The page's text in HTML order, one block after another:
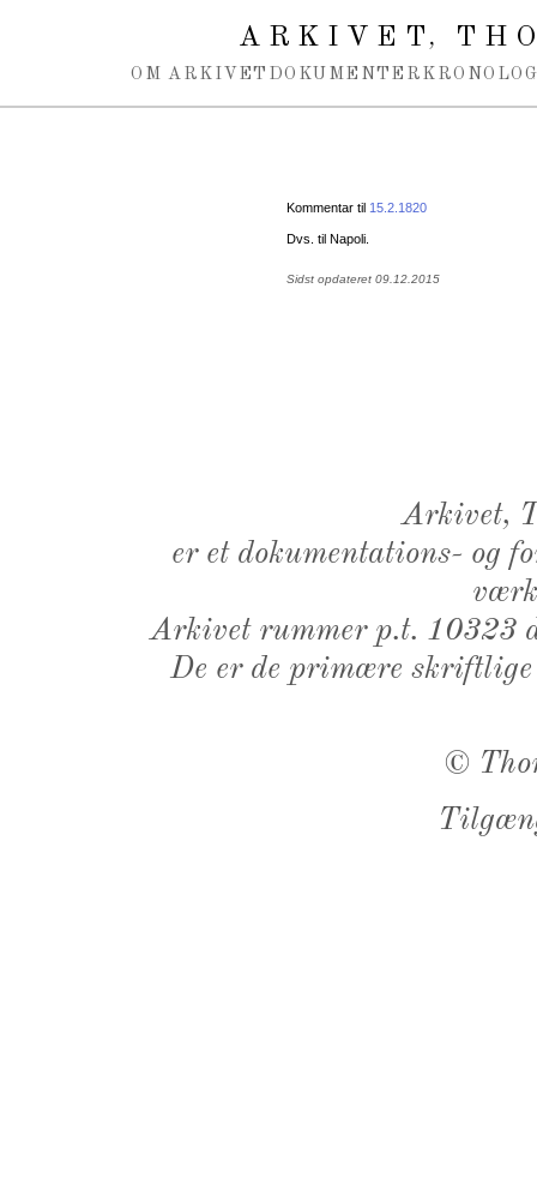
ARKIVET,
OM ARKIVET DOKUMENTER
Kommentar til 15.2.1820
Dvs. til Napoli.
Sidst opdateret 09.12.2015
Arkivet,
er et dokumentations- og
Arkivet rummer p.t. 10323
De er de primære
©